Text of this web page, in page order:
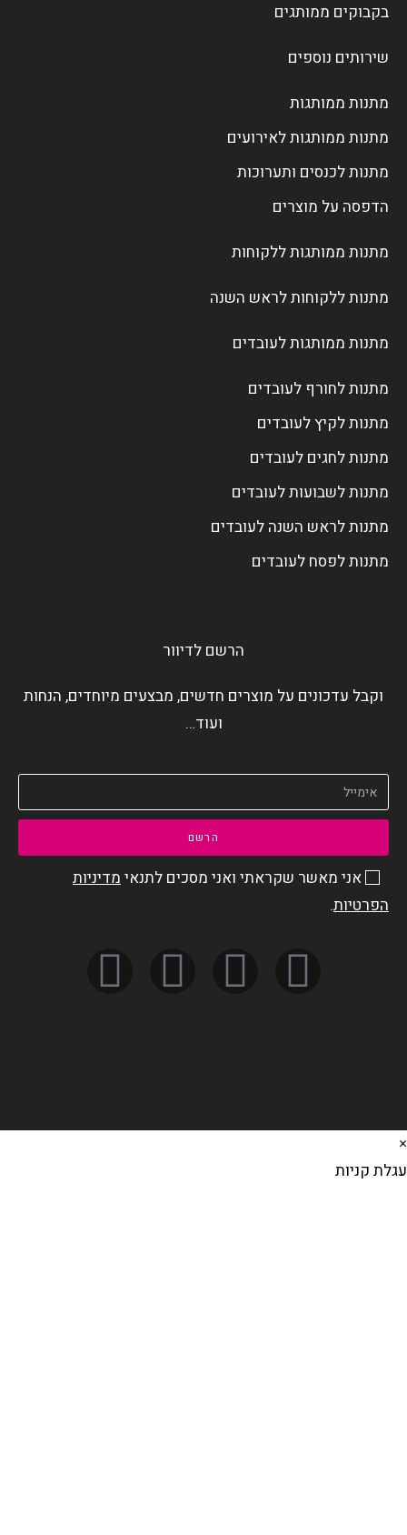
בקבוקים ממותגים
שירותים נוספים
מתנות ממותגות
מתנות ממותגות לאירועים
מתנות לכנסים ותערוכות
הדפסה על מוצרים
מתנות ממותגות ללקוחות
מתנות ללקוחות לראש השנה
מתנות ממותגות לעובדים
מתנות לחורף לעובדים
מתנות לקיץ לעובדים
מתנות לחגים לעובדים
מתנות לשבועות לעובדים
מתנות לראש השנה לעובדים
מתנות לפסח לעובדים
הרשם לדיוור
וקבל עדכונים על מוצרים חדשים, מבצעים מיוחדים, הנחות
ועוד…
אני מאשר שקראתי ואני מסכים לתנאימדיניות
הפרטיות.
הרשם
×
עגלת קניות